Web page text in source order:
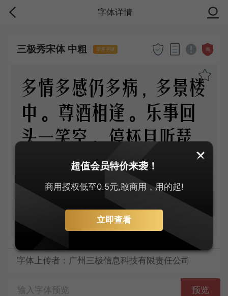
字体详情
三极秀宋体 中粗 零售字体 商
多情多感仍多病，多景楼
中。尊酒相逢。乐事回
头一笑空。停杯且听琵
琶语，细捻轻拢。醉脸
春融。斜照江天一抹
字体上传者：广州三极信息科技有限责任公司
预览
超值会员特价来袭！
商用授权低至0.5元,敢商用，用的起!
立即查看